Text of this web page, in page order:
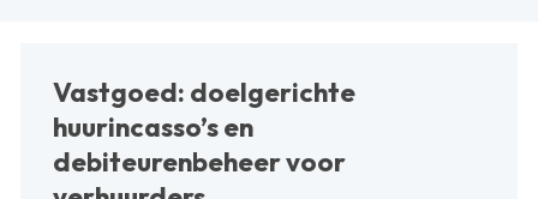
Vastgoed: doelgerichte
huurincasso’s en
debiteurenbeheer voor